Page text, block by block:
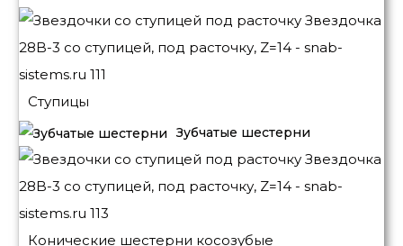
Ступицы
Зубчатые шестерни
Конические шестерни косозубые